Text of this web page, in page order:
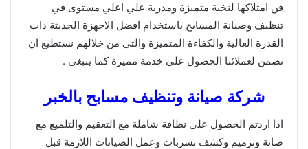
فن امتلاكها لنخبة متميزة ومدربة علي اعلي مستوى في
تنظيف وصيانة المسابح باستخدام افضل الاجهزة الحديثة ذات
القدرة العالية والكفاءة المتميزة والتي من خلالهم نستطيع ان
نضمن لعملائنا الحصول علي خدمة مميزة كما ينبغي .
شركة صيانة وتنظيف مسابح بالخبر
اذا اردتم الحصول علي نظافة شاملة مع التعقيم والتلميع مع
صانة وترميم وكشف تسربات وعمل الصيانات اللازمة قبل